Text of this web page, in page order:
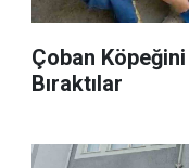
Çoban
Bıraktılar